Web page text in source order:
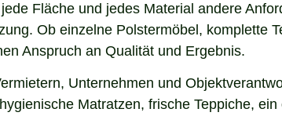
Fläche und jedes Material andere
Ob einzelne Polstermöbel, komplette
Anspruch an Qualität und Ergebnis.
Unternehmen und
Matratzen, frische Teppiche,